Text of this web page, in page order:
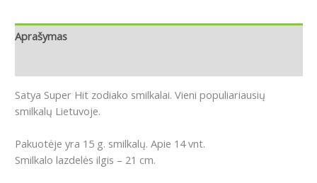
Aprašymas
Satya Super Hit zodiako smilkalai. Vieni populiariausių
smilkalų Lietuvoje.
Pakuotėje yra 15 g. smilkalų. Apie 14 vnt.
Smilkalo lazdelės ilgis – 21 cm.